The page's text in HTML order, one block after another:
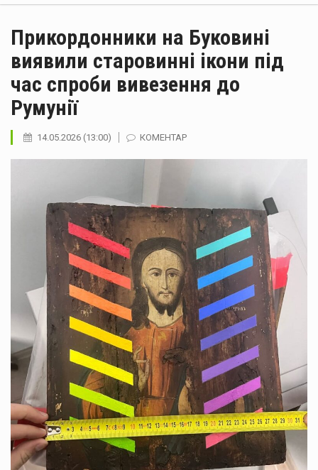
Прикордонники на Буковині
виявили старовинні ікони під
час спроби вивезення до
Румунії
14.05.2026 (13:00) КОМЕНТАР